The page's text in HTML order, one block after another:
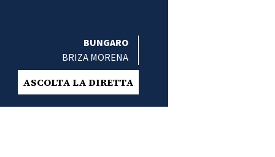
BUNGARO
BRIZA MORENA
ASCOLTA LA DIRETTA